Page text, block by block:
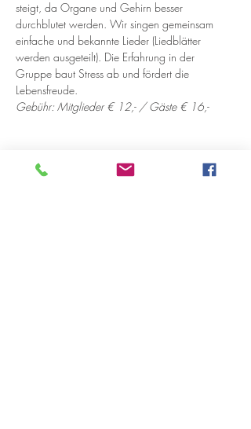
steigt, da Organe und Gehirn besser
durchblutet werden. Wir singen gemeinsam
einfache und bekannte Lieder (Liedblätter
werden ausgeteilt). Die Erfahrung in der
Gruppe baut Stress ab und fördert die
Lebensfreude.
Gebühr: Mitglieder € 12,- / Gäste € 16,-